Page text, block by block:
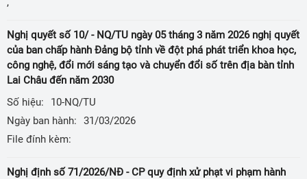
Nghị quyết số 10/ - NQ/TU ngày 05 tháng 3 năm 2026 nghị quyết
của ban chấp hành Đảng bộ tỉnh về đột phá phát triển khoa học,
công nghệ, đổi mới sáng tạo và chuyển đổi số trên địa bàn tỉnh
Lai Châu đến năm 2030
Số hiệu:
10-NQ/TU
Ngày ban hành:
31/03/2026
File đính kèm:
Nghị định số 71/2026/NĐ - CP quy định xử phạt vi phạm hành